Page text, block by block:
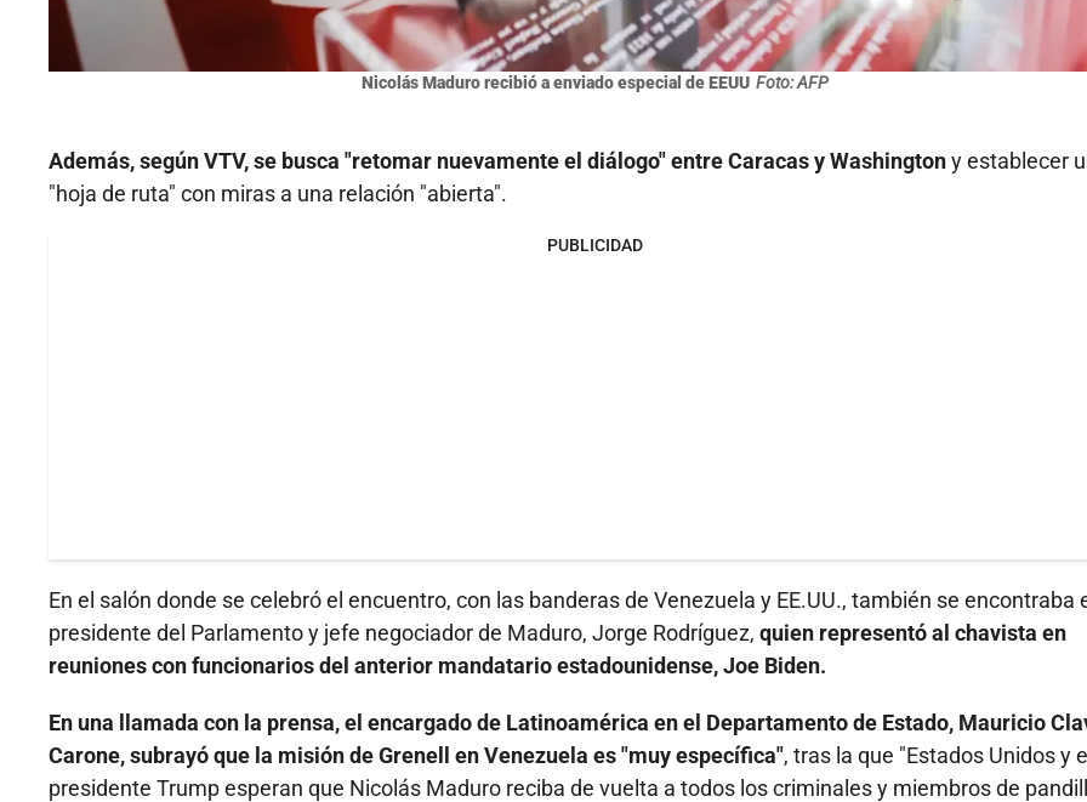
Nicolás Maduro recibió a enviado especial de EEUU Foto: AFP
Además, según VTV, se busca "retomar nuevamente el diálogo" entre Caracas y Washingtony establecer
"hoja de ruta" con miras a una relación "abierta".
PUBLICIDAD
En el salón donde se celebró el encuentro, con las banderas de Venezuela y EE.UU., también se encontraba
presidente del Parlamento y jefe negociador de Maduro, Jorge Rodríguez, quien representó al chavista en
reuniones con funcionarios del anterior mandatario estadounidense, Joe Biden.
En una llamada con la prensa, el encargado de Latinoamérica en el Departamento de Estado, Mauricio
Carone, subrayó que la misión de Grenell en Venezuela es "muy específica", tras la que "Estados Unidos y
presidente Trump esperan que Nicolás Maduro reciba de vuelta a todos los criminales y miembros de